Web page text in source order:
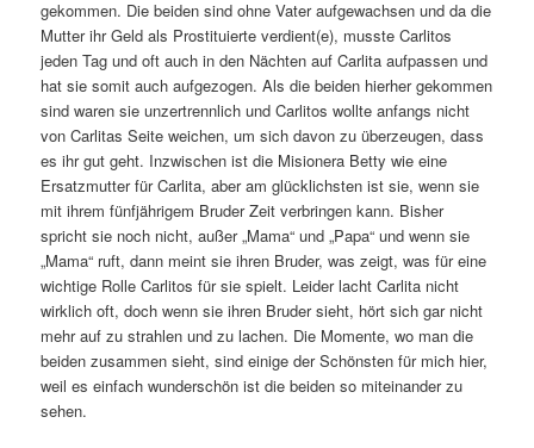
gekommen. Die beiden sind ohne Vater aufgewachsen und da die
Mutter ihr Geld als Prostituierte verdient(e), musste Carlitos
jeden Tag und oft auch in den Nächten auf Carlita aufpassen und
hat sie somit auch aufgezogen. Als die beiden hierher gekommen
sind waren sie unzertrennlich und Carlitos wollte anfangs nicht
von Carlitas Seite weichen, um sich davon zu überzeugen, dass
es ihr gut geht. Inzwischen ist die Misionera Betty wie eine
Ersatzmutter für Carlita, aber am glücklichsten ist sie, wenn sie
mit ihrem fünfjährigem Bruder Zeit verbringen kann. Bisher
spricht sie noch nicht, außer „Mama“ und „Papa“ und wenn sie
„Mama“ ruft, dann meint sie ihren Bruder, was zeigt, was für eine
wichtige Rolle Carlitos für sie spielt. Leider lacht Carlita nicht
wirklich oft, doch wenn sie ihren Bruder sieht, hört sich gar nicht
mehr auf zu strahlen und zu lachen. Die Momente, wo man die
beiden zusammen sieht, sind einige der Schönsten für mich hier,
weil es einfach wunderschön ist die beiden so miteinander zu
sehen.